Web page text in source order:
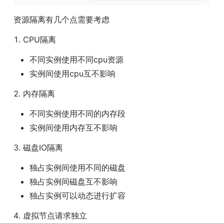
资源隔离有几个点需要考虑
1. CPU隔离
不同实例使用不同cpu资源
实例间使用cpu互不影响
2. 内存隔离
不同实例使用不同的内存段
实例间使用内存互不影响
3. 磁盘IO隔离
独占实例间使用不同的磁盘
独占实例间磁盘互不影响
独占实例可以动态进行扩容
4. 虚拟节点请求独立